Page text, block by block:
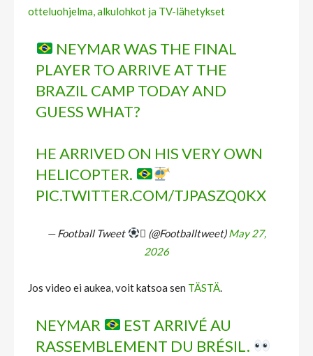
otteluohjelma, alkulohkot ja TV-lähetykset
NEYMAR WAS THE FINAL
PLAYER TO ARRIVE AT THE
BRAZIL CAMP TODAY AND
GUESS WHAT?
HE ARRIVED ON HIS VERY OWN
HELICOPTER.
PIC.TWITTER.COM/TJPASZQ0KX
— Football Tweet  (@Footballtweet)May 27,
2026
Jos video ei aukea, voit katsoa sen TÄSTÄ.
NEYMAR
EST ARRIVÉ AU
RASSEMBLEMENT DU BRÉSIL.